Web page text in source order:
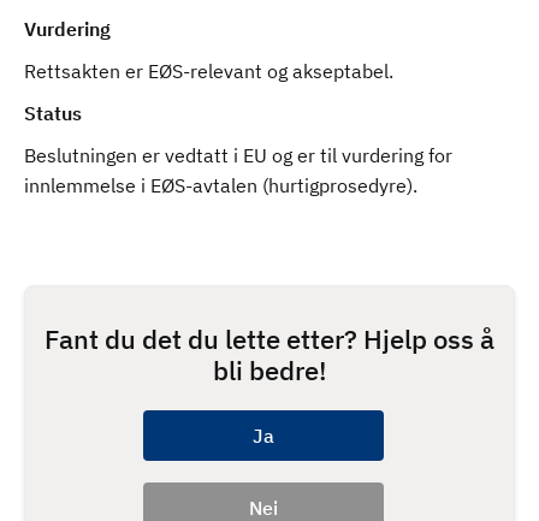
Vurdering
Rettsakten er EØS-relevant og akseptabel.
Status
Beslutningen er vedtatt i EU og er til vurdering for
innlemmelse i EØS-avtalen (hurtigprosedyre).
Fant du det du lette etter? Hjelp oss å
bli bedre!